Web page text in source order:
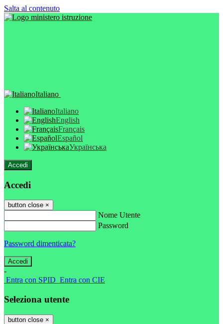
Salta al contenuto
Italiano
Italiano
English
Français
Español
Українська
Accedi
Accedi
button close ×
Nome Utente
Password
Password dimenticata?
-
Entra con SPID Entra con CIE
Seleziona utente
button close ×